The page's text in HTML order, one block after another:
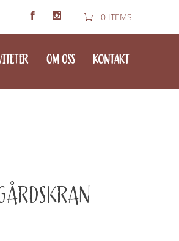
0 ITEMS
OM OSS KONTAKT